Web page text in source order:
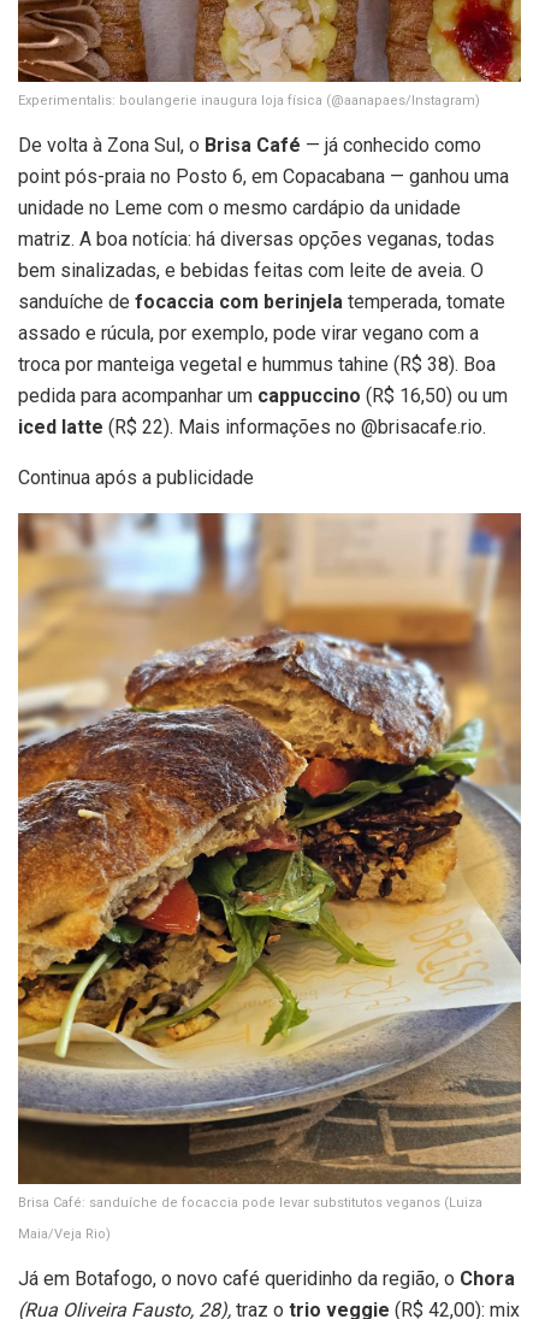
Experimentalis: boulangerie inaugura loja física (@aanapaes/Instagram)
De volta à Zona Sul, o Brisa Café — já conhecido como
point pós-praia no Posto 6, em Copacabana — ganhou uma
unidade no Leme com o mesmo cardápio da unidade
matriz. A boa notícia: há diversas opções veganas, todas
bem sinalizadas, e bebidas feitas com leite de aveia. O
sanduíche de focaccia com berinjela temperada, tomate
assado e rúcula, por exemplo, pode virar vegano com a
troca por manteiga vegetal e hummus tahine (R$ 38). Boa
pedida para acompanhar um cappuccino (R$ 16,50) ou um
iced latte (R$ 22). Mais informações no @brisacafe.rio.
Continua após a publicidade
Brisa Café: sanduíche de focaccia pode levar substitutos veganos (Luiza
Maia/Veja Rio)
Já em Botafogo, o novo café queridinho da região, o Chora
(Rua Oliveira Fausto, 28), traz o trio veggie (R$ 42,00): mix